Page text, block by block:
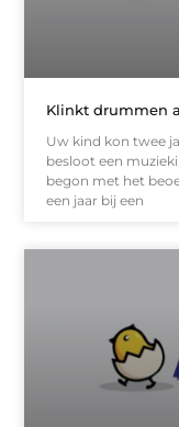
Klinkt drummen
Uw kind kon twee
besloot een
begon met het
een jaar bij een